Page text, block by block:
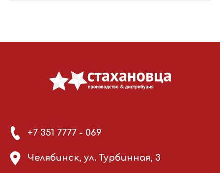
+7 351 7777 - 069
Челябинск, ул. Турбинная, 3